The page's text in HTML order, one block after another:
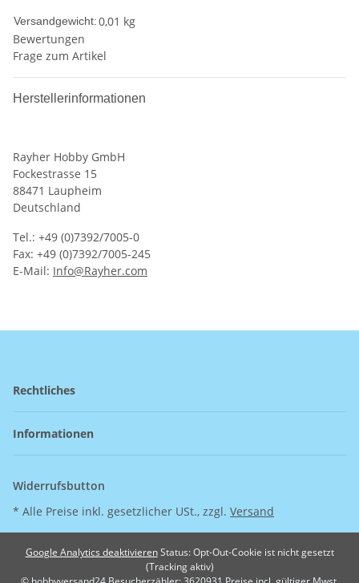
Versandgewicht:0,01 kg
Bewertungen
Frage zum Artikel
Herstellerinformationen
Rayher Hobby GmbH
Fockestrasse 15
88471 Laupheim
Deutschland
Tel.: +49 (0)7392/7005-0
Fax: +49 (0)7392/7005-245
E-Mail: Info@Rayher.com
Rechtliches
Informationen
Widerrufsbutton
* Alle Preise inkl. gesetzlicher USt., zzgl. Versand
Google Analytics deaktivieren Status: Opt-Out-Cookie ist nicht gesetzt
(Tracking aktiv)